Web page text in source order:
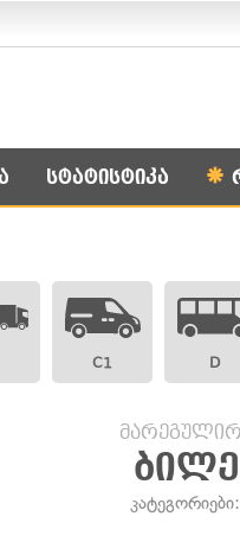
სტატისტიკა
C1 D
კატეგორიები: